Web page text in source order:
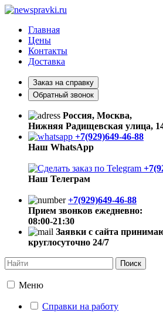
Главная
Цены
Контакты
Доставка
Заказ на справку
Обратный звонок
Россия, Москва,
Нижняя Радищевская улица,
+7(929)649-46-88
Наш WhatsApp
Наш Телеграм
+7(929)649-46-88
Прием звонков ежедневно:
08:00-21:30
Заявки с сайта
круглосуточно 24/7
Меню
Справки на работу